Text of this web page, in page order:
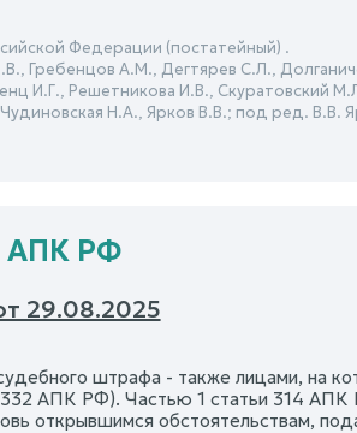
Федерации (постатейный) .
Гребенцов А.М., Дегтярев С.Л.,
И.Г., Решетникова И.В., Скуратовский
Н.А., Ярков В.В.; под ред. В.В.
АПК РФ
29.08.2025
штрафа - также лицами, на
АПК РФ). Частью 1 статьи 314 АПК
открывшимся обстоятельствам,